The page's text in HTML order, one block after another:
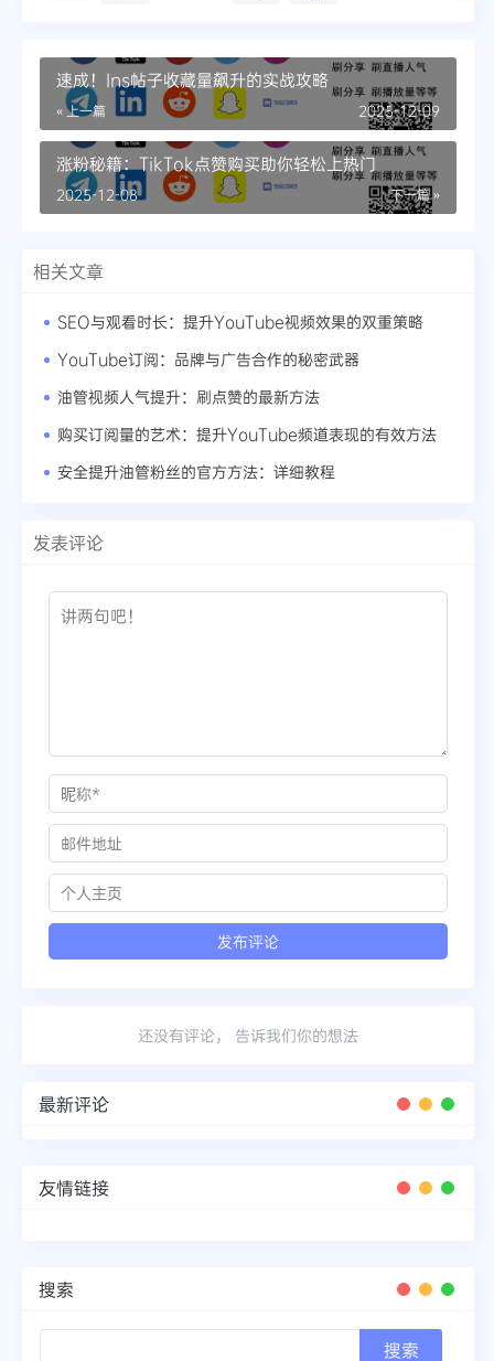
速成！Ins帖子收藏量飙升的实战攻略
« 上一篇 2025-12-09
涨粉秘籍：TikTok点赞购买助你轻松上热门
下一篇 »
2025-12-08
相关文章
SEO与观看时长：提升YouTube视频效果的双重策略
YouTube订阅：品牌与广告合作的秘密武器
油管视频人气提升：刷点赞的最新方法
购买订阅量的艺术：提升YouTube频道表现的有效方法
安全提升油管粉丝的官方方法：详细教程
发表评论
还没有评论， 告诉我们你的想法
最新评论
友情链接
搜索